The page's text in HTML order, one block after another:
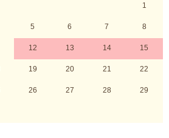
1
5 6 7 8
12 13 14 15
19 20 21 22
26 27 28 29